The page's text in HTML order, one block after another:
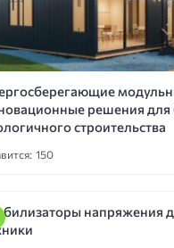
решения для
строительства
150
напряжения